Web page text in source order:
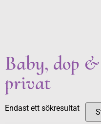
Baby, dop
privat
Endast ett sökresultat